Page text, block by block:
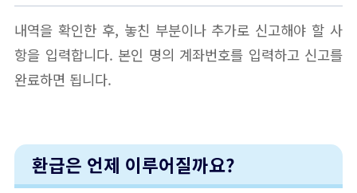
내역을 확인한 후, 놓친 부분이나 추가로 신고해야 할 사
항을 입력합니다. 본인 명의 계좌번호를 입력하고 신고를
완료하면 됩니다.
환급은 언제 이루어질까요?